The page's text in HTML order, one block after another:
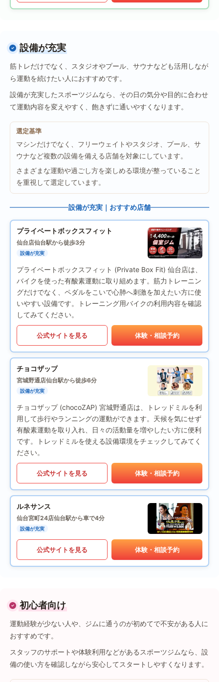
設備が充実
筋トレだけでなく、スタジオやプール、サウナなども活用しなが
ら運動を続けたい人におすすめです。
設備が充実したスポーツジムなら、その日の気分や目的に合わせ
て運動内容を変えやすく、飽きずに通いやすくなります。
選定基準
マシンだけでなく、フリーウェイトやスタジオ、プール、サ
ウナなど複数の設備を備える店舗を対象にしています。
さまざまな運動や過ごし方を楽しめる環境が整っていること
を重視して選定しています。
設備が充実｜おすすめ店舗
プライベートボックスフィット
仙台店仙台駅から徒歩3分
設備が充実
プライベートボックスフィット (Private Box Fit) 仙台店は、
バイクを使った有酸素運動に取り組めます。筋力トレーニン
グだけでなく、ペダルをこいで心肺へ刺激を加えたい方に使
いやすい設備です。トレーニング用バイクの利用内容を確認
してみてください。
公式サイトを見る 体験・相談予約
チョコザップ
宮城野通店仙台駅から徒歩6分
設備が充実
チョコザップ (chocoZAP) 宮城野通店は、トレッドミルを利
用して歩行やランニングの運動ができます。天候を気にせず
有酸素運動を取り入れ、日々の活動量を増やしたい方に便利
です。トレッドミルを使える設備環境をチェックしてみてく
ださい。
公式サイトを見る 体験・相談予約
ルネサンス
仙台宮町24店仙台駅から車で4分
設備が充実
公式サイトを見る 体験・相談予約
初心者向け
運動経験が少ない人や、ジムに通うのが初めてで不安がある人に
おすすめです。
スタッフのサポートや体験利用などがあるスポーツジムなら、設
備の使い方を確認しながら安心してスタートしやすくなります。